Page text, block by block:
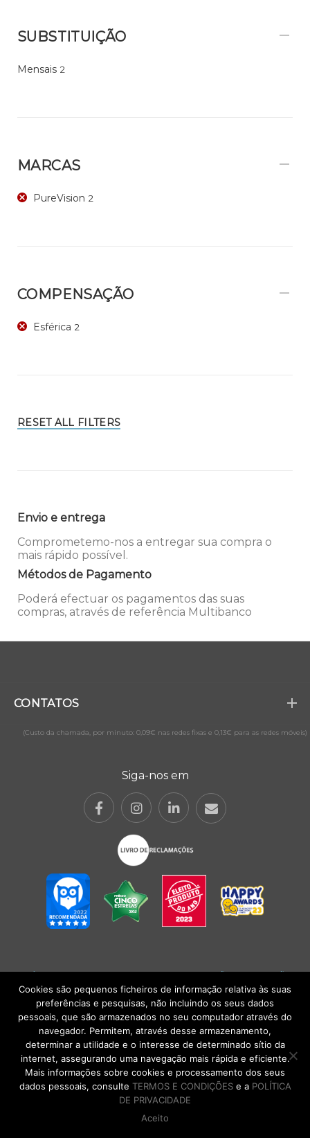
SUBSTITUIÇÃO
Mensais 2
MARCAS
PureVision 2
COMPENSAÇÃO
Esférica 2
RESET ALL FILTERS
Envio e entrega
Comprometemo-nos a entregar sua compra o
mais rápido possível.
Métodos de Pagamento
Poderá efectuar os pagamentos das suas
compras, através de referência Multibanco
CONTATOS
(Custo da chamada, por minuto: 0,09€ nas redes fixas e 0,13€ para as redes móveis)
Siga-nos em
POLÍTICA DE PRIVACIDADE|TERMOS E CONDIÇÕESlCONDIÇÕES
GERAIS DE VENDA| Alberto Oculista, SA 2026. Todos os direitos reservados.
DE VOLTA AO TOPO
Cookies são pequenos ficheiros de informação relativa às suas
preferências e pesquisas, não incluindo os seus dados
pessoais, que são armazenados no seu computador através do
navegador. Permitem, através desse armazenamento,
determinar a utilidade e o interesse de determinado sítio da
internet, assegurando uma navegação mais rápida e eficiente.
Mais informações sobre cookies e processamento dos seus
dados pessoais, consulte TERMOS E CONDIÇÕESe a POLÍTICA
DE PRIVACIDADE
Aceito